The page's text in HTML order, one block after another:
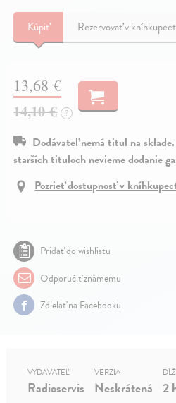
Kúpiť Rezervovať v
13,68 €
14,10 €
?
Dodávateľ nemá titul na
starších tituloch nevieme dodanie
Pozrieť dostupnosť v
Pridať do wishlistu
Odporučiť známemu
Zdielať na Facebooku
VYDAVATEĽ
Radioservis
VERZIA
Neskrátená 2